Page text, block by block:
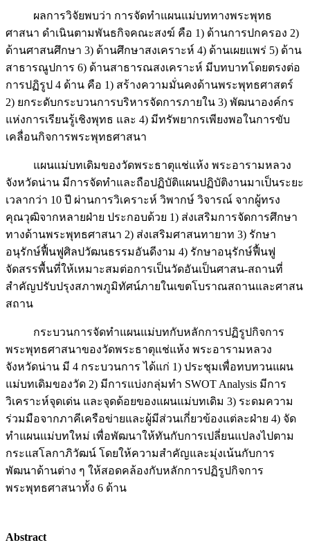
ผลการวิจัยพบว่า การจัดทำแผนแม่บททางพระพุทธ
ศาสนา ดำเนินตามพันธกิจคณะสงฆ์ คือ 1) ด้านการปกครอง 2)
ด้านศาสนศึกษา 3) ด้านศึกษาสงเคราะห์ 4) ด้านเผยแพร่ 5) ด้าน
สาธารณูปการ 6) ด้านสาธารณสงเคราะห์ มีบทบาทโดยตรงต่อ
การปฏิรูป 4 ด้าน คือ 1) สร้างความมั่นคงด้านพระพุทธศาสตร์
2) ยกระดับกระบวนการบริหารจัดการภายใน 3) พัฒนาองค์กร
แห่งการเรียนรู้เชิงพุทธ และ 4) มีทรัพยากรเพียงพอในการขับ
เคลื่อนกิจการพระพุทธศาสนา
แผนแม่บทเดิมของวัดพระธาตุแช่แห้ง พระอารามหลวง
จังหวัดน่าน มีการจัดทำและถือปฏิบัติแผนปฏิบัติงานมาเป็นระยะ
เวลากว่า 10 ปี ผ่านการวิเคราะห์ วิพากษ์ วิจารณ์ จากผู้ทรง
คุณวุฒิจากหลายฝ่าย ประกอบด้วย 1) ส่งเสริมการจัดการศึกษา
ทางด้านพระพุทธศาสนา 2) ส่งเสริมศาสนทายาท 3) รักษา
อนุรักษ์ฟื้นฟูศิลปวัฒนธรรมอันดีงาม 4) รักษาอนุรักษ์ฟื้นฟู
จัดสรรพื้นที่ให้เหมาะสมต่อการเป็นวัดอันเป็นศาสน-สถานที่
สำคัญปรับปรุงสภาพภูมิทัศน์ภายในเขตโบราณสถานและศาสน
สถาน
กระบวนการจัดทำแผนแม่บทกับหลักการปฏิรูปกิจการ
พระพุทธศาสนาของวัดพระธาตุแช่แห้ง พระอารามหลวง
จังหวัดน่าน มี 4 กระบวนการ ได้แก่ 1) ประชุมเพื่อทบทวนแผน
แม่บทเดิมของวัด 2) มีการแบ่งกลุ่มทำ SWOT Analysis มีการ
วิเคราะห์จุดเด่น และจุดด้อยของแผนแม่บทเดิม 3) ระดมความ
ร่วมมือจากภาคีเครือข่ายและผู้มีส่วนเกี่ยวข้องแต่ละฝ่าย 4) จัด
ทำแผนแม่บทใหม่ เพื่อพัฒนาให้ทันกับการเปลี่ยนแปลงไปตาม
กระแสโลกาภิวัฒน์ โดยให้ความสำคัญและมุ่งเน้นกับการ
พัฒนาด้านต่าง ๆ ให้สอดคล้องกับหลักการปฏิรูปกิจการ
พระพุทธศาสนาทั้ง 6 ด้าน
Abstract